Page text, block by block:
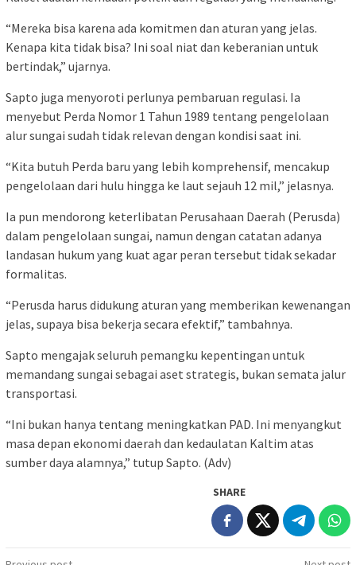
“Mereka bisa karena ada komitmen dan aturan yang jelas.
Kenapa kita tidak bisa? Ini soal niat dan keberanian untuk
bertindak,” ujarnya.
Sapto juga menyoroti perlunya pembaruan regulasi. Ia
menyebut Perda Nomor 1 Tahun 1989 tentang pengelolaan
alur sungai sudah tidak relevan dengan kondisi saat ini.
“Kita butuh Perda baru yang lebih komprehensif, mencakup
pengelolaan dari hulu hingga ke laut sejauh 12 mil,” jelasnya.
Ia pun mendorong keterlibatan Perusahaan Daerah (Perusda)
dalam pengelolaan sungai, namun dengan catatan adanya
landasan hukum yang kuat agar peran tersebut tidak sekadar
formalitas.
“Perusda harus didukung aturan yang memberikan kewenangan
jelas, supaya bisa bekerja secara efektif,” tambahnya.
Sapto mengajak seluruh pemangku kepentingan untuk
memandang sungai sebagai aset strategis, bukan semata jalur
transportasi.
“Ini bukan hanya tentang meningkatkan PAD. Ini menyangkut
masa depan ekonomi daerah dan kedaulatan Kaltim atas
sumber daya alamnya,” tutup Sapto. (Adv)
SHARE